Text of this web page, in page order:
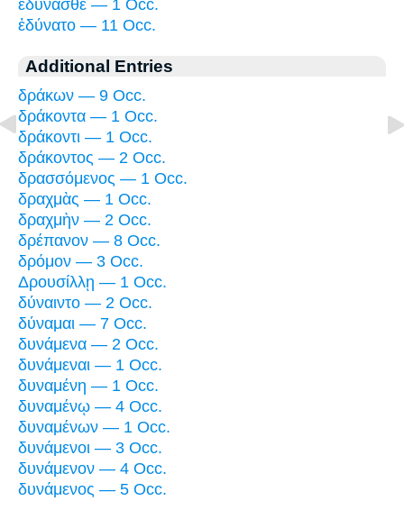
ἐδύνασθε — 1 Occ.
ἐδύνατο — 11 Occ.
Additional Entries
δράκων — 9 Occ.
δράκοντα — 1 Occ.
δράκοντι — 1 Occ.
δράκοντος — 2 Occ.
δρασσόμενος — 1 Occ.
δραχμὰς — 1 Occ.
δραχμὴν — 2 Occ.
δρέπανον — 8 Occ.
δρόμον — 3 Occ.
Δρουσίλλῃ — 1 Occ.
δύναιντο — 2 Occ.
δύναμαι — 7 Occ.
δυνάμενα — 2 Occ.
δυνάμεναι — 1 Occ.
δυναμένη — 1 Occ.
δυναμένῳ — 4 Occ.
δυναμένων — 1 Occ.
δυνάμενοι — 3 Occ.
δυνάμενον — 4 Occ.
δυνάμενος — 5 Occ.